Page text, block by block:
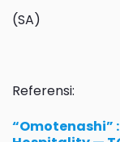
(SA)
Referensi:
“Omotenashi”